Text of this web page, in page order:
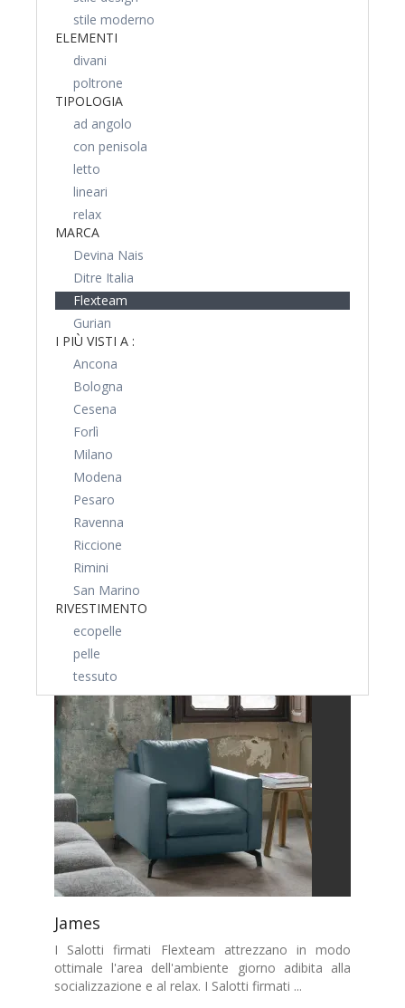
stile moderno
ELEMENTI
divani
poltrone
TIPOLOGIA
ad angolo
con penisola
letto
lineari
relax
MARCA
Devina Nais
Ditre Italia
Flexteam
Gurian
I PIÙ VISTI A :
Ancona
Bologna
Cesena
Forlì
Milano
Modena
Pesaro
Ravenna
Riccione
Rimini
San Marino
RIVESTIMENTO
ecopelle
pelle
tessuto
James
I Salotti firmati Flexteam attrezzano in modo
ottimale l'area dell'ambiente giorno adibita alla
socializzazione e al relax. I Salotti firmati ...